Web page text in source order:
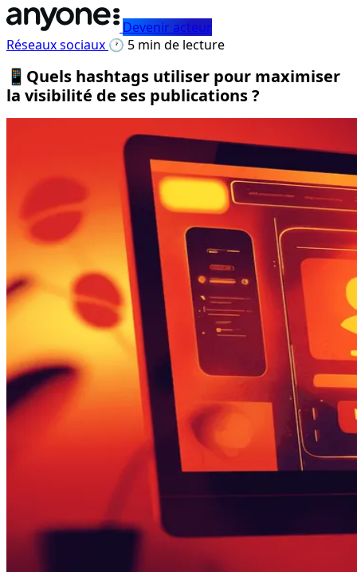
Devenir acteur
Réseaux sociaux 🕐 5 min de lecture
📱Quels hashtags utiliser pour maximiser
la visibilité de ses publications ?